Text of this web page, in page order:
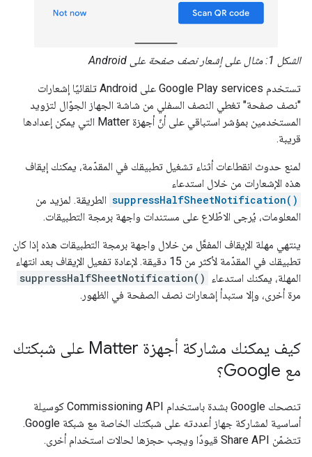
الشكل 1: مثال على إشعار نصف صفحة على Android
تستخدم Google Play services على Android تلقائيًا إشعارات
"نصف صفحة" تغطي النصف السفلي من شاشة الجهاز الجوّال لتزويد
المستخدمين بمؤشر استباقي على أنّ أجهزة Matter التي يمكن إعدادها
قريبة.
لمنع حدوث انقطاعات أثناء تشغيل تطبيقك في المقدّمة، يمكنك إيقاف
هذه الإشعارات من خلال استدعاء
suppressHalfSheetNotification() الطريقة. لمزيد من
المعلومات، يُرجى الاطّلاع على مستندات واجهة برمجة التطبيقات.
ينتهي مهلة الإيقاف المفعَّل من خلال واجهة برمجة التطبيقات هذه إذا كان
تطبيقك في المقدّمة لأكثر من 15 دقيقة. لإعادة تفعيل الإيقاف بعد انتهاء
المهلة، يمكنك استدعاء
suppressHalfSheetNotification()
مرة أخرى، وإلا ستبدأ إشعارات نصف الصفحة في الظهور.
كيف يمكنك مشاركة أجهزة Matter على شبكتك
مع Google؟
تنصحك Google بشدة باستخدام Commissioning API كوسيلة
أساسية لمشاركة جهاز أعددته على شبكتك الخاصة مع شبكة Google.
تتضمّن Share API قيودًا ويجب حجزها لحالات استخدام أخرى.